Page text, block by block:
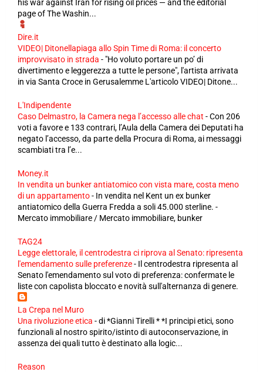
his war against Iran for rising oil prices — and the editorial
page of The Washin...
Dire.it
VIDEO| Ditonellapiaga allo Spin Time di Roma: il concerto
improvvisato in strada - "Ho voluto portare un po’ di
divertimento e leggerezza a tutte le persone", l'artista arrivata
in via Santa Croce in Gerusalemme L'articolo VIDEO| Ditone...
L'Indipendente
Caso Delmastro, la Camera nega l’accesso alle chat -Con 206
voti a favore e 133 contrari, l’Aula della Camera dei Deputati ha
negato l’accesso, da parte della Procura di Roma, ai messaggi
scambiati tra l’e...
Money.it
In vendita un bunker antiatomico con vista mare, costa meno
di un appartamento- In vendita nel Kent un ex bunker
antiatomico della Guerra Fredda a soli 45.000 sterline. -
Mercato immobiliare / Mercato immobiliare, bunker
TAG24
Legge elettorale, il centrodestra ci riprova al Senato: ripresenta
l'emendamento sulle preferenze- Il centrodestra ripresenta al
Senato l'emendamento sul voto di preferenza: confermate le
liste con capolista bloccato e novità sull'alternanza di genere.
La Crepa nel Muro
Una rivoluzione etica -di *Gianni Tirelli * *I principi etici, sono
funzionali al nostro spirito/istinto di autoconservazione, in
assenza dei quali tutto è destinato alla logic...
Reason